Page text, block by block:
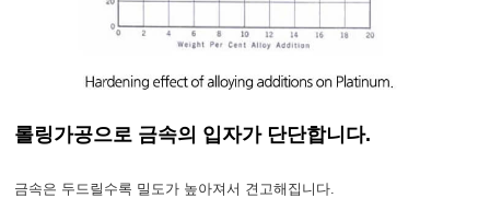
롤링가공으로 금속의 입자가 단단합니다.
금속은 두드릴수록 밀도가 높아져서 견고해집니다.